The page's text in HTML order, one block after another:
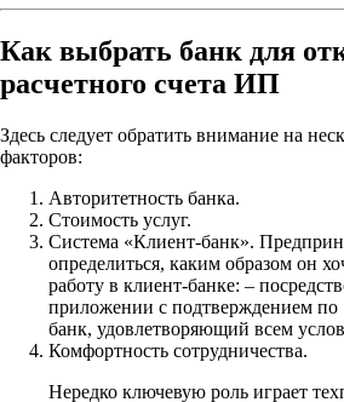
Как выбрать банк для
расчетного счета ИП
Здесь следует обратить внимание на
факторов:
Авторитетность банка.
Стоимость услуг.
Система «Клиент-банк».
определиться, каким образом он
работу в клиент-банке: –
приложении с подтверждением по
банк, удовлетворяющий всем
Комфортность сотрудничества.
Нередко ключевую роль играет